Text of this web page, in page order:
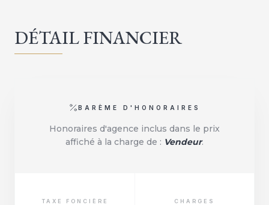
DÉTAIL FINANCIER
BARÈME D'HONORAIRES
Honoraires d'agence inclus dans le prix
affiché à la charge de : Vendeur.
TAXE FONCIÈRE
CHARGES